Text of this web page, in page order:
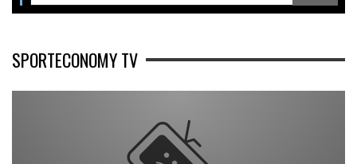
SPORTECONOMY TV